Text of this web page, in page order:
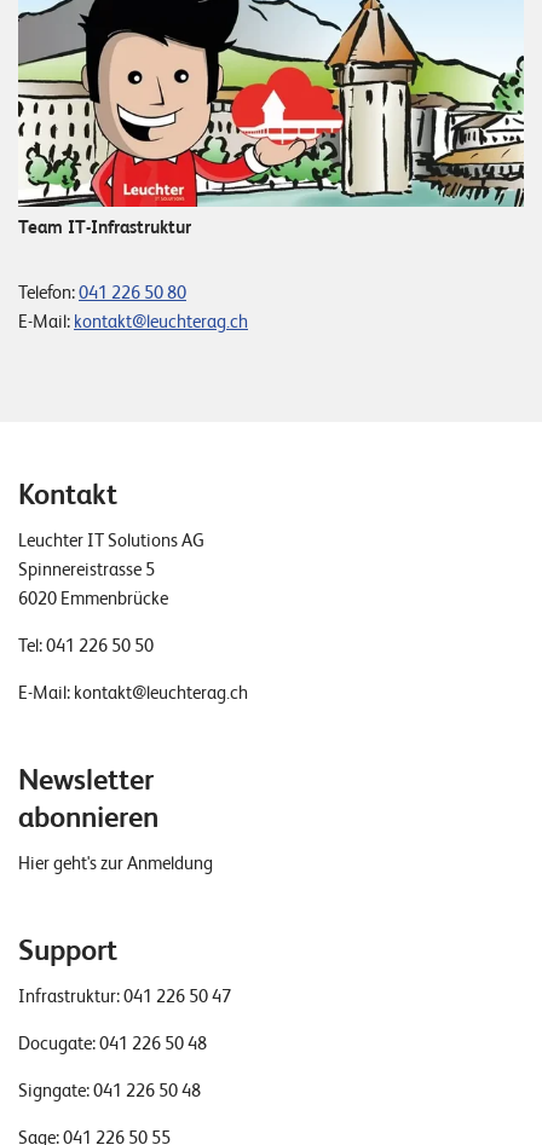
Team IT-Infrastruktur
Telefon:041 226 50 80
E-Mail: kontakt@leuchterag.ch
Kontakt
Leuchter IT Solutions AG
Spinnereistrasse 5
6020 Emmenbrücke
Tel:041 226 50 50
E-Mail: kontakt@leuchterag.ch
Newsletter
abonnieren
Hier geht's zur Anmeldung
Support
Infrastruktur:041 226 50 47
Docugate:041 226 50 48
Signgate:041 226 50 48
Sage:041 226 50 55